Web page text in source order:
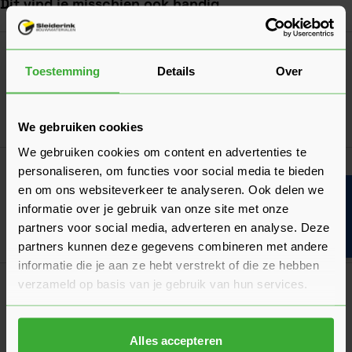
Toestemming Details Over
We gebruiken cookies
We gebruiken cookies om content en advertenties te
personaliseren, om functies voor social media te bieden
en om ons websiteverkeer te analyseren. Ook delen we
informatie over je gebruik van onze site met onze
partners voor social media, adverteren en analyse. Deze
partners kunnen deze gegevens combineren met andere
informatie die je aan ze hebt verstrekt of die ze hebben
verzameld op basis van je gebruik van hun services.
Alles accepteren
Navigeren door de elementen van de carrousel is mogelijk met
Druk om carrousel over te slaan
Druk op om naar carrouselnavigatie te gaan
Dé oplossing bij slecht weer!
Vanaf7,17
Voordelige keuze!
Vuren Ruw 22x100
Verkrijgbaar in 2 lengtes
1,54
OSB Plaat
Geschikt voor diverse toepassingen!